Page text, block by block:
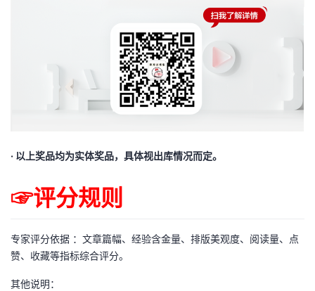
· 以上奖品均为实体奖品，具体视出库情况而定。
☞评分规则
专家评分依据 ：文章篇幅、经验含金量、排版美观度、阅读量、点
赞、收藏等指标综合评分。
其他说明：